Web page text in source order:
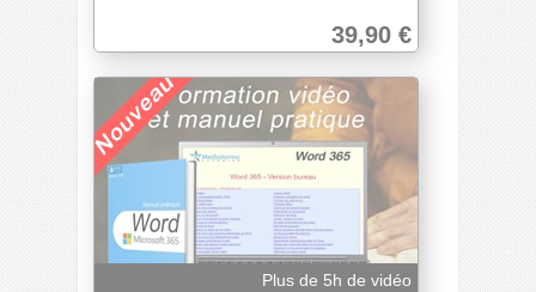
39,90 €
Plus de 5h de vidéo